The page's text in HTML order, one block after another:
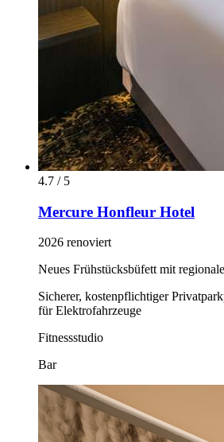
4.7 / 5
Mercure Honfleur Hotel
2026 renoviert
Neues Frühstücksbüfett mit
Sicherer, kostenpflichtiger
für Elektrofahrzeuge
Fitnessstudio
Bar